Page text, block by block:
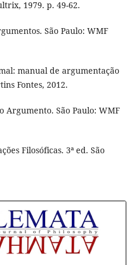
1979. p. 49-62.
São Paulo: WMF
manual de argumentação
Fontes, 2012.
Argumento. São Paulo: WMF
Filosóficas. 3ª ed. São